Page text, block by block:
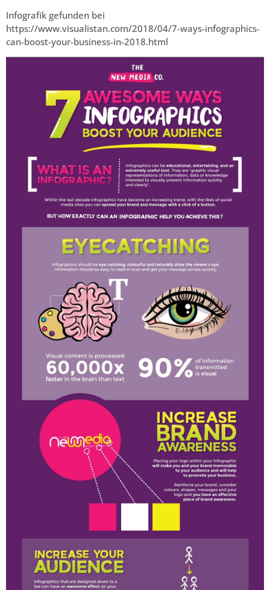
Infografik gefunden bei
https://www.visualistan.com/2018/04/7-ways-infographics-
can-boost-your-business-in-2018.html